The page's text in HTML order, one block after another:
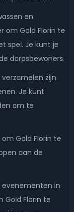
en
om Gold Florin te
spel. Je kunt je
dorpsbewoners.
zijn
Je kunt
om te
Gold Florin te
aan de
evenementen in
Gold Florin te